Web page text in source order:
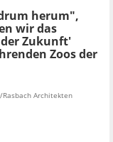
herum",
wir das
Zukunft'
Zoos der
Architekten